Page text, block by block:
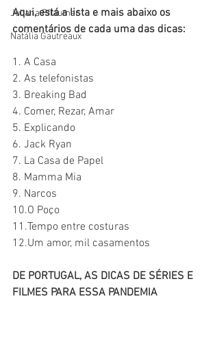
Juliana Pflaumer
Natália Gautreaux
Aqui, está a lista e mais abaixo os
comentários de cada uma das dicas:
1. A Casa
2. As telefonistas
3. Breaking Bad
4. Comer, Rezar, Amar
5. Explicando
6. Jack Ryan
7. La Casa de Papel
8. Mamma Mia
9. Narcos
10.O Poço
11.Tempo entre costuras
12.Um amor, mil casamentos
DE PORTUGAL, AS DICAS DE SÉRIES E
FILMES PARA ESSA PANDEMIA